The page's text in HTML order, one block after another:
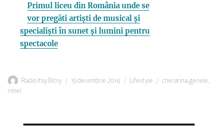
Primul liceu din România unde se
vor pregăti artiști de musical și
specialiști în sunet și lumini pentru
spectacole
Autor
Radio Itsy Bitsy
Publicat
19 decembrie 2014 Categorii
Lifestyle Etichete
cheratina genele
rimel